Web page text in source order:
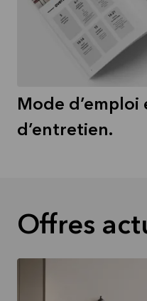
Mode d’emploi
d’entretien.
Offres